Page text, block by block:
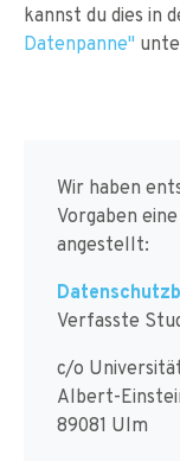
kannst du dies in
Datenpanne"
Wir haben
Vorgaben
angestellt:
Verfasste
c/o
Albert-
89081 Ulm